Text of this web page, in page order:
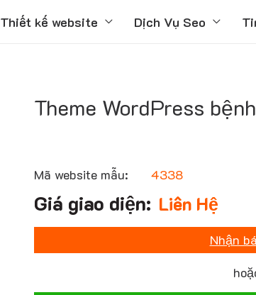
Thiết kế website Dịch Vụ Seo
Theme WordPress
Mã website mẫu: 4338
Liên Hệ
Nhận